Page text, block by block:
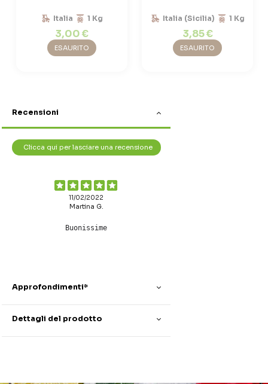
Italia 1 Kg
3,00 €
ESAURITO
Italia (Sicilia) 1 Kg
3,85 €
ESAURITO
Recensioni
Clicca qui per lasciare una recensione
11/02/2022
Martina G.
Buonissime
Approfondimenti*
Dettagli del prodotto